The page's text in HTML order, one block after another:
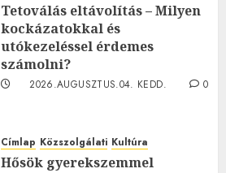
Tetoválás eltávolítás – Milyen
kockázatokkal és
utókezeléssel érdemes
számolni?
2026.AUGUSZTUS.04. KEDD.
0
Címlap Közszolgálati Kultúra
Hősök gyerekszemmel